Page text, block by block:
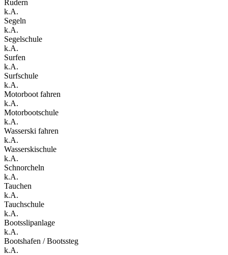
Rudern
k.A.
Segeln
k.A.
Segelschule
k.A.
Surfen
k.A.
Surfschule
k.A.
Motorboot fahren
k.A.
Motorbootschule
k.A.
Wasserski fahren
k.A.
Wasserskischule
k.A.
Schnorcheln
k.A.
Tauchen
k.A.
Tauchschule
k.A.
Bootsslipanlage
k.A.
Bootshafen / Bootssteg
k.A.